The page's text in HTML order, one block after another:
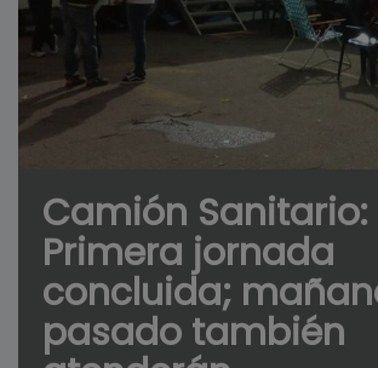
Camión Sanitario:
Primera jornada
concluida;
pasado también